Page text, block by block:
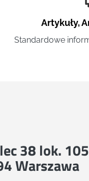
Artykuły,
Standardowe
38 lok. 105
Warszawa